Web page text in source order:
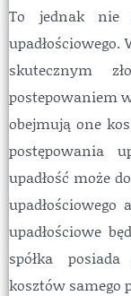
To jednak nie
skutecznym
postepowaniem
obejmują one
postępowania
upadłość może
upadłościowe
spółka
kosztów samego